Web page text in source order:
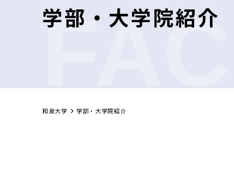
学部・大学院紹介
和泉大学 学部・大学院紹介